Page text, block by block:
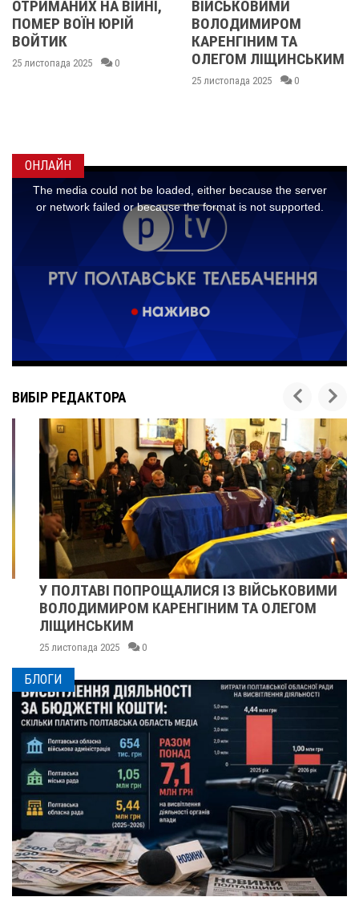
ВІЙНІ,
0
ВІЙСЬКОВИМИ
ВОЛОДИМИРОМ
КАРЕНГІНИМ ТА
ОЛЕГОМ ЛІЩИНСЬКИМ
0
БІЙЦЯМИ
ІВАЩЕНКОМ,
ДМИТРОМ
ОНЛАЙН
ВИБІР РЕДАКТОРА
У ПОЛТАВІ ПОПРОЩАЛИСЯ ІЗ ВІЙСЬКОВИМИ
ВОЛОДИМИРОМ КАРЕНГІНИМ ТА ОЛЕГОМ
ЛІЩИНСЬКИМ
25 листопада 2025 0
БЛОГИ